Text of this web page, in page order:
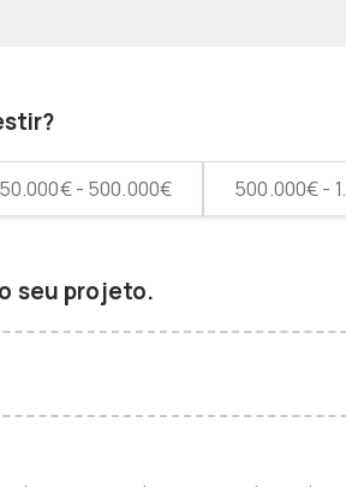
- 500.000€ 500.000€ -
seu projeto.